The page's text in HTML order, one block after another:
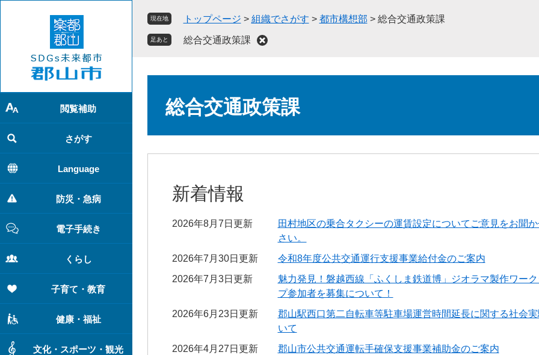
で
す
。
ば
し
て
本
文
へ
閲覧補助
さがす
Language
防災・急病
電子手続き
くらし
子育て・教育
健康・福祉
文化・スポーツ・観光
現在地 トップページ > 組織でさがす > 都市構想部 > 総合交通政策課
足あと 総合交通政策課
総合交通政策課
新着情報
2026年8月7日更新
田村地区の乗合タクシーの運賃設定についてご意見をお聞
さい。
2026年7月30日更新
令和8年度公共交通運行支援事業給付金のご案内
2026年7月3日更新
魅力発見！磐越西線「ふくしま鉄道博」ジオラマ製作ワー
プ参加者を募集について！
2026年6月23日更新
郡山駅西口第二自転車等駐車場運営時間延長に関する社会
いて
2026年4月27日更新
郡山市公共交通運転手確保支援事業補助金のご案内